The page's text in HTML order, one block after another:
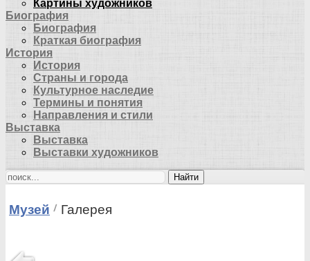
Картины художников
Биография
Биография
Краткая биография
История
История
Страны и города
Культурное наследие
Термины и понятия
Направления и стили
Выставка
Выставка
Выставки художников
Найти
Музей Галерея